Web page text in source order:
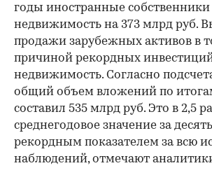
годы иностранные
недвижимость на 373 млрд руб.
продажи зарубежных активов в
причиной рекордных
недвижимость. Согласно
общий объем вложений по
составил 535 млрд руб. Это в 2,5
среднегодовое значение за
рекордным показателем за всю
наблюдений, отмечают